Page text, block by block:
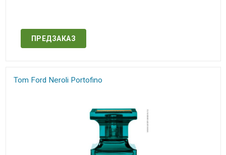
ПРЕДЗАКАЗ
Tom Ford Neroli Portofino